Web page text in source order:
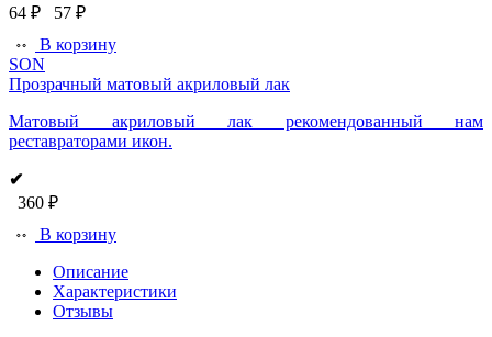
64 ₽
57 ₽
В корзину
SON
Прозрачный матовый акриловый лак
Матовый акриловый лак рекомендованный нам
реставраторами икон.
✔
360 ₽
В корзину
Описание
Характеристики
Отзывы